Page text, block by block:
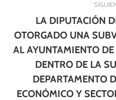
LA DIPUTACIÓN
OTORGADO UNA
AL AYUNTAMIENTO
DENTRO DE LA
DEPARTAMENTO
ECONÓMICO Y